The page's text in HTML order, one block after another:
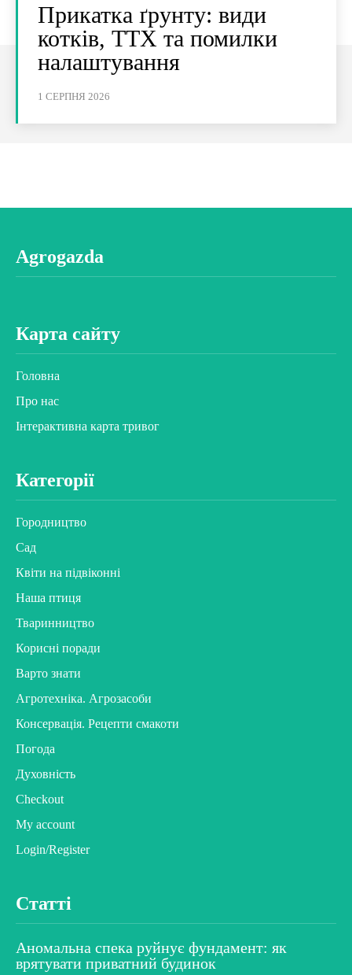
Прикатка ґрунту: види
котків, ТТХ та помилки
налаштування
1 СЕРПНЯ 2026
Agrogazda
Карта сайту
Головна
Про нас
Інтерактивна карта тривог
Категорії
Городництво
Сад
Квіти на підвіконні
Наша птиця
Тваринництво
Корисні поради
Варто знати
Агротехніка. Агрозасоби
Консервація. Рецепти смакоти
Погода
Духовність
Checkout
My account
Login/Register
Статті
Аномальна спека руйнує фундамент: як
врятувати приватний будинок